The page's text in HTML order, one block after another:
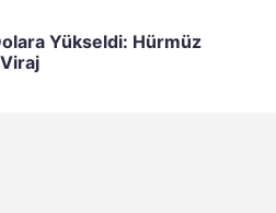
Yükseldi: Hürmüz